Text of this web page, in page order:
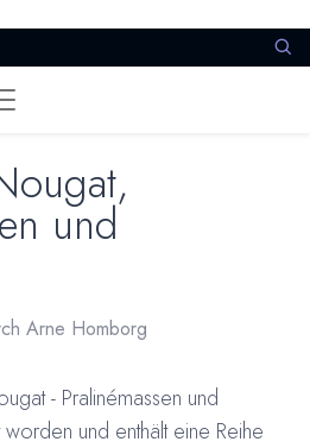
und
Arne Homborg
- Pralinémassen und
worden und enthält eine Reihe